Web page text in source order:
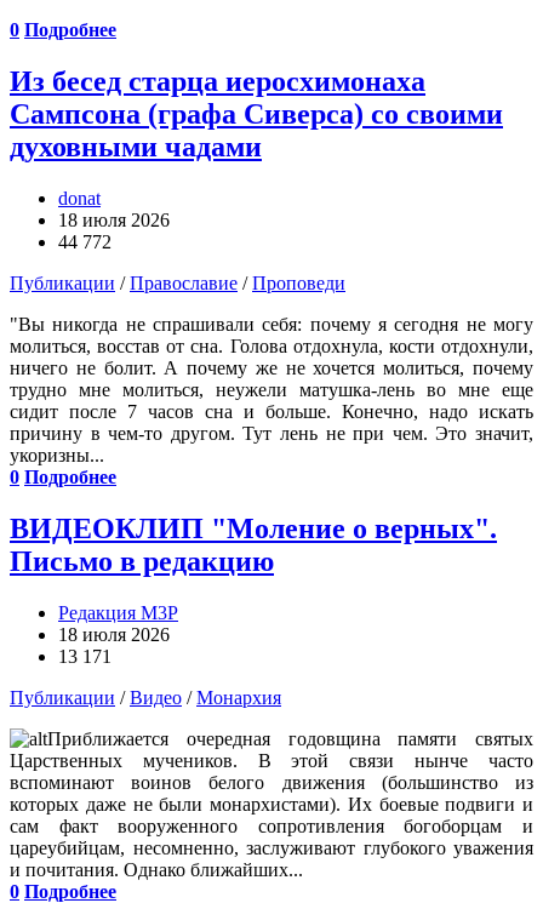
0 Подробнее
Из бесед старца иеросхимонаха
Сампсона (графа Сиверса) со своими
духовными чадами
donat
18 июля 2026
44 772
Публикации /Православие /Проповеди
"Вы никогда не спрашивали себя: почему я сегодня не могу
молиться, восстав от сна. Голова отдохнула, кости отдохнули,
ничего не болит. А почему же не хочется молиться, почему
трудно мне молиться, неужели матушка-лень во мне еще
сидит после 7 часов сна и больше. Конечно, надо искать
причину в чем-то другом. Тут лень не при чем. Это значит,
укоризны...
0 Подробнее
ВИДЕОКЛИП "Моление о верных".
Письмо в редакцию
Редакция М3Р
18 июля 2026
13 171
Публикации /Видео /Монархия
Приближается очередная годовщина памяти святых
Царственных мучеников. В этой связи нынче часто
вспоминают воинов белого движения (большинство из
которых даже не были монархистами). Их боевые подвиги и
сам факт вооруженного сопротивления богоборцам и
цареубийцам, несомненно, заслуживают глубокого уважения
и почитания. Однако ближайших...
0 Подробнее